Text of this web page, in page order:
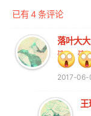
已有 4 条评论
落叶大大
2017-06-
王